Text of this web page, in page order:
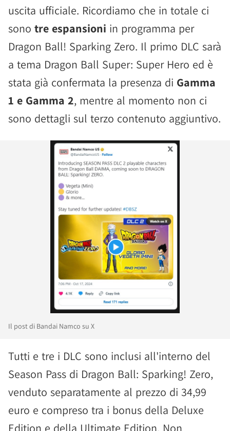
uscita ufficiale. Ricordiamo che in totale ci
sono tre espansioni in programma per
Dragon Ball! Sparking Zero. Il primo DLC sarà
a tema Dragon Ball Super: Super Hero ed è
stata già confermata la presenza di Gamma
1 e Gamma 2, mentre al momento non ci
sono dettagli sul terzo contenuto aggiuntivo.
Il post di Bandai Namco su X
Tutti e tre i DLC sono inclusi all'interno del
Season Pass di Dragon Ball: Sparking! Zero,
venduto separatamente al prezzo di 34,99
euro e compreso tra i bonus della Deluxe
Edition e della Ultimate Edition. Non